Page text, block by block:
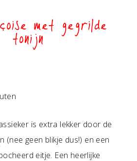
met gegrilde
tonijn
is extra lekker door de
(nee geen blikje dus!) en een
eitje. Een heerlijke